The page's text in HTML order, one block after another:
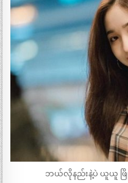
ဘယ်လိုနည်းနဲ့ပဲ ယူယူ ဖြို